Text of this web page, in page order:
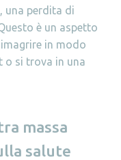
una perdita di
è un aspetto
in modo
o si trova in una
massa
salute